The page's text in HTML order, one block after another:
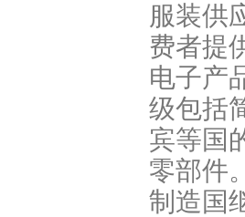
服装供
费者提
电子产
级包括
宾等国
零部件
制造国